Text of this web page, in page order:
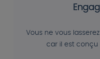
Vous ne vous
car il est conçu